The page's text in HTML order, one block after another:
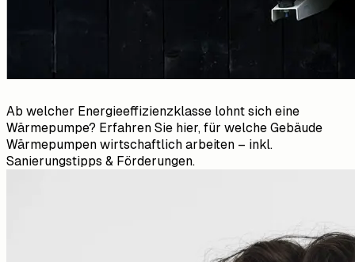
Ab welcher Energieeffizienzklasse lohnt sich eine
Wärmepumpe? Erfahren Sie hier, für welche Gebäude
Wärmepumpen wirtschaftlich arbeiten – inkl.
Sanierungstipps & Förderungen.